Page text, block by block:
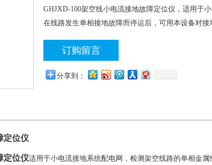
GHJXD-100架空线小电流接地故障定位仪，适用于
在线路发生单相接地故障而停运后，可用本设备对接
订购留言
分享到：
定位仪
定位仪适用于小电流接地系统配电网，检测架空线路的单相金